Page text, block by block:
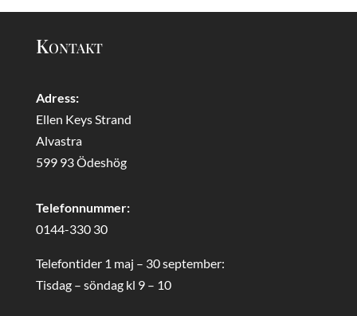
Kontakt
Adress:
Ellen Keys Strand
Alvastra
599 93 Ödeshög
Telefonnummer:
0144-330 30
Telefontider 1 maj – 30 september:
Tisdag – söndag kl 9 – 10